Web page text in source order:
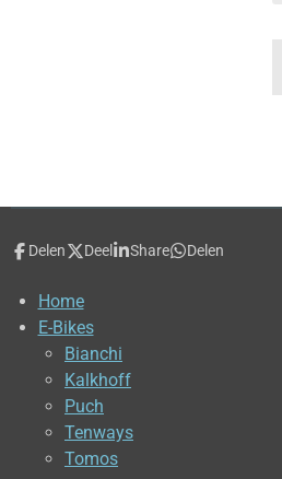
Delen Deel Share Delen
Home
E-Bikes
Bianchi
Kalkhoff
Puch
Tenways
Tomos